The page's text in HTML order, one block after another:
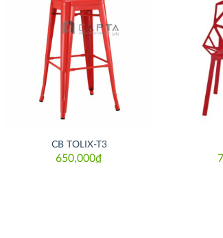
CB TOLIX-T3
650,000₫